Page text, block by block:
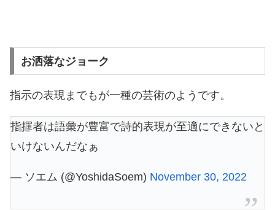
お洒落なジョーク
指示の表現までもが一種の芸術のようです。
指揮者は語彙が豊富で詩的表現が至適にできないと
いけないんだなぁ
— ソエム (@YoshidaSoem) November 30, 2022